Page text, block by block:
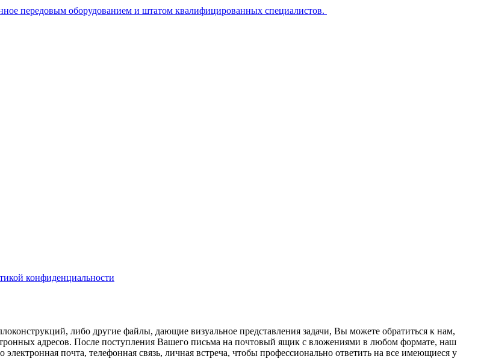
передовым оборудованием и штатом квалифицированных специалистов.
конфиденциальности
либо другие файлы, дающие визуальное представления задачи, Вы можете обратиться к нам,
адресов. После поступления Вашего письма на почтовый ящик с вложениями в любом формате, наш
почта, телефонная связь, личная встреча, чтобы профессионально ответить на все имеющиеся у